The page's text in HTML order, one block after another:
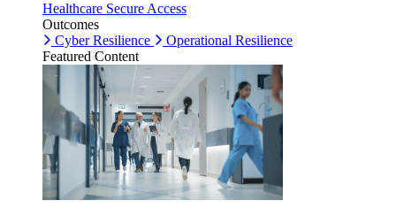
Healthcare Secure Access
Outcomes
Cyber Resilience
Operational Resilience
Featured Content